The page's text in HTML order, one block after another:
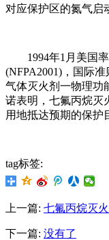
对应保护区的氮气启
1994年1月美国率
(NFPA2001)，国际
气体灭火剂一物理功
诺表明，七氟丙烷灭
用地抵达预期的保护
tag标签:
上一篇: 七氟丙烷灭
下一篇: 没有了